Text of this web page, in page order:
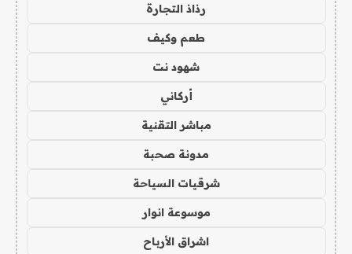
رذاذ التجارة
طعم وكيف
شهود نت
أركاني
مباشر التقنية
مدونة صحبة
شرقيات السياحة
موسوعة انوار
اشراق الأرباح